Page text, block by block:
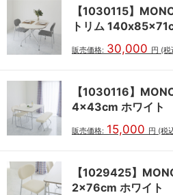
【1030115】
トリム
販売価格: 30,000 円 (税
【1030116】
4x43cm ホワイト
販売価格: 15,000 円 (税
【1029425】
2x76cm ホワイト